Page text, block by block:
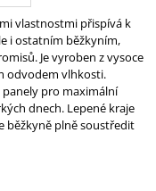
vlastnostmi přispívá k
i ostatním běžkyním,
Je vyroben z vysoce
odvodem vlhkosti.
pro maximální
dnech. Lepené kraje
běžkyně plně soustředit